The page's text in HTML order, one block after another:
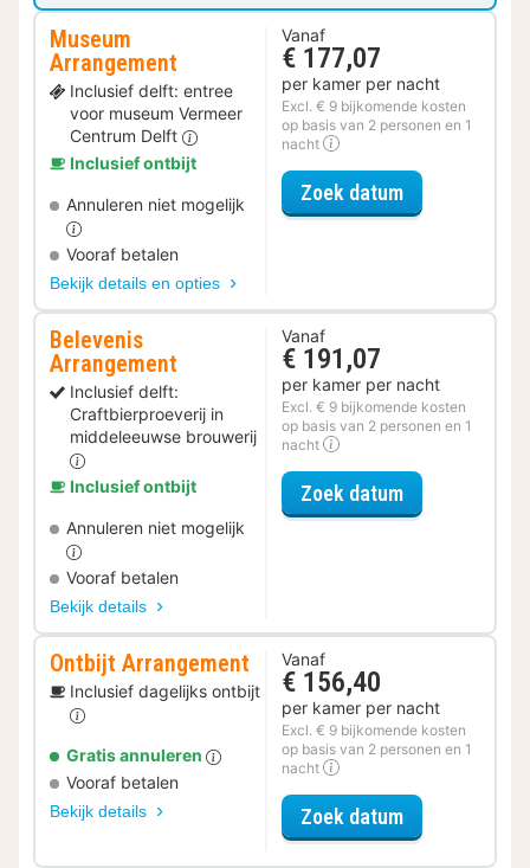
Museum
Arrangement
Inclusief delft: entree
voor museum Vermeer
Centrum Delft
Inclusief ontbijt
Annuleren niet mogelijk
Vooraf betalen
Bekijk details en opties
Vanaf
€ 177,07
per kamer per nacht
Excl. € 9 bijkomende kosten
op basis van 2 personen en 1
nacht
Zoek datumvoor Museum
Belevenis
Arrangement
Inclusief delft:
Craftbierproeverij in
middeleeuwse brouwerij
Inclusief ontbijt
Annuleren niet mogelijk
Vooraf betalen
Bekijk details
Vanaf
€ 191,07
per kamer per nacht
Excl. € 9 bijkomende kosten
op basis van 2 personen en 1
nacht
Zoek datumvoor
Ontbijt Arrangement
Inclusief dagelijks ontbijt
Gratis annuleren
Vooraf betalen
Bekijk details
Vanaf
€ 156,40
per kamer per nacht
Excl. € 9 bijkomende kosten
op basis van 2 personen en 1
nacht
Zoek datumvoor Ontbijt